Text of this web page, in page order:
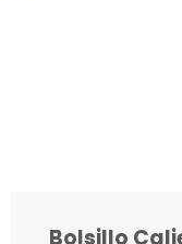
Bolsillo